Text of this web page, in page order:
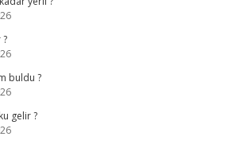
buldu ?
gelir ?